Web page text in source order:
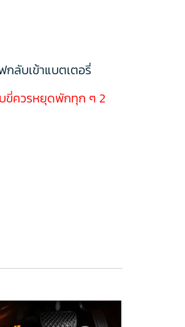
กลับเข้าแบตเตอรี่
ขี่ควรหยุดพักทุก ๆ 2